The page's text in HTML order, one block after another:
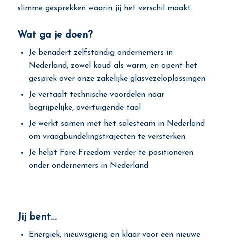
slimme gesprekken waarin jij het verschil maakt.
Wat ga je doen?
Je benadert zelfstandig ondernemers in
Nederland, zowel koud als warm, en opent het
gesprek over onze zakelijke glasvezeloplossingen
Je vertaalt technische voordelen naar
begrijpelijke, overtuigende taal
Je werkt samen met het salesteam in Nederland
om vraagbundelingstrajecten te versterken
Je helpt Fore Freedom verder te positioneren
onder ondernemers in Nederland
Jij bent…
Energiek, nieuwsgierig en klaar voor een nieuwe